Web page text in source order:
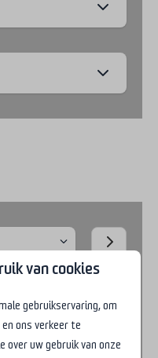
vr za zo
van cookies
gebruikservaring, om
ons verkeer te
over uw gebruik van onze